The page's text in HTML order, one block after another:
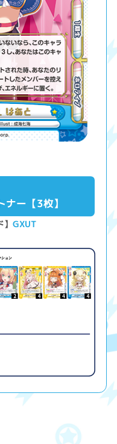
ー【3枚】
GXUT